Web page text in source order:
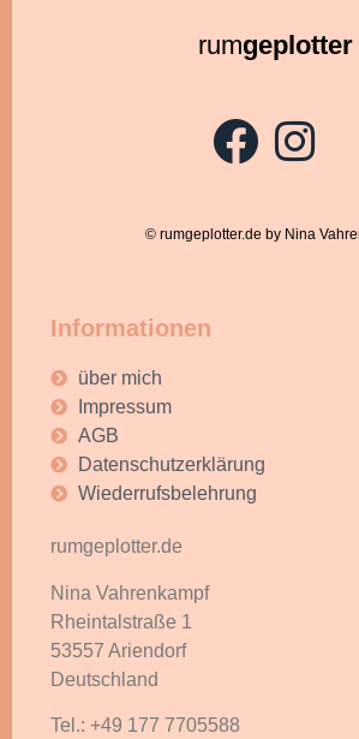
rumgeplotter
© rumgeplotter.de by Nina
Informationen
über mich
Impressum
AGB
Datenschutzerklärung
Wiederrufsbelehrung
rumgeplotter.de
Nina Vahrenkampf
Rheintalstraße 1
53557 Ariendorf
Deutschland
Tel.: +49 177 7705588